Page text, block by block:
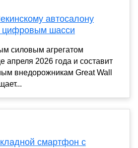
автосалону
цифровым шасси
силовым агрегатом
апреля 2026 года и составит
внедорожникам Great Wall
смартфон с